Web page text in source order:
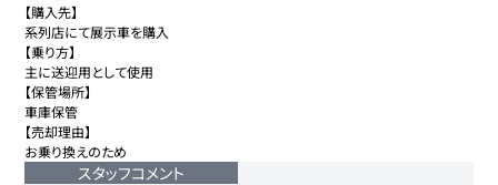
【購入先】
系列店にて展示車を購入
【乗り方】
主に送迎用として使用
【保管場所】
車庫保管
【売却理由】
お乗り換えのため
スタッフコメント